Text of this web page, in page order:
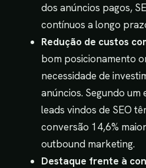
dos anúncios pagos,
contínuos a longo
Redução de custos
bom posicionamento
necessidade de
anúncios. Segundo um
leads vindos de SEO
conversão 14,6%
outbound marketing.
Destaque frente à